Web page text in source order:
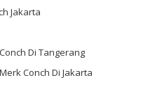
Jakarta
Di Tangerang
Conch Di Jakarta